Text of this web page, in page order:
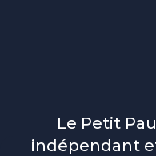
Le Petit
indépendant